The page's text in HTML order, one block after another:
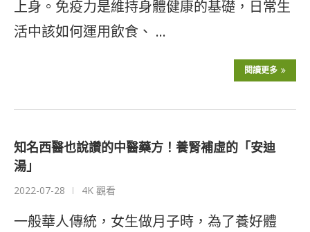
上身。免疫力是維持身體健康的基礎，日常生
活中該如何運用飲食、 …
閱讀更多
知名西醫也說讚的中醫藥方！養腎補虛的「安迪
湯」
2022-07-28 4K 觀看
一般華人傳統，女生做月子時，為了養好體